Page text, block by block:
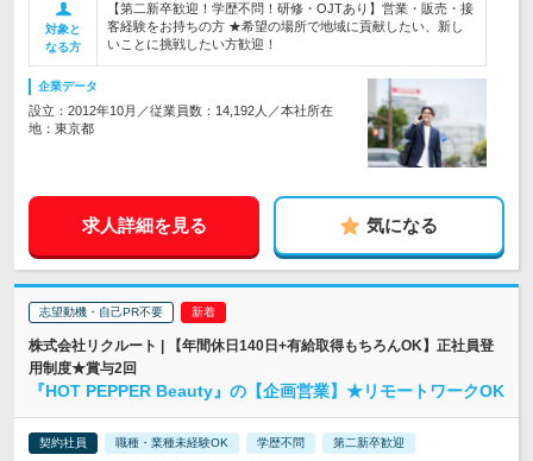
対象と
なる方
【第二新卒歓迎！学歴不問！研修・OJTあり】営業・販売・接
客経験をお持ちの方 ★希望の場所で地域に貢献したい、新し
いことに挑戦したい方歓迎！
企業データ
設立：2012年10月／従業員数：14,192人／本社所在
地：東京都
求人詳細を見る 気になる
志望動機・自己PR不要
株式会社リクルート | 【年間休日140日+有給取得もちろんOK】正社員登
用制度★賞与2回
『HOT PEPPER Beauty』の【企画営業】★リモートワークOK
契約社員 職種・業種未経験OK 学歴不問 第二新卒歓迎